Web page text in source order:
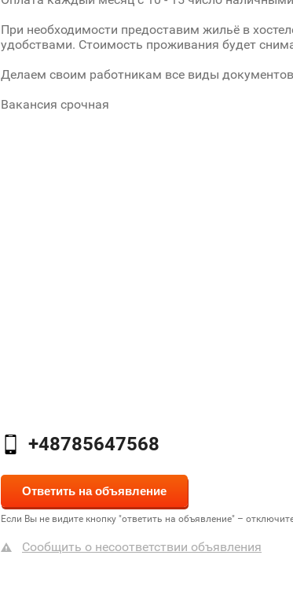
При необходимости предоставим жильё в
удобствами. Стоимость проживания будет
Делаем своим работникам все виды
Вакансия срочная
+48785647568
Если Вы не видите кнопку "ответить на объявление" –
Сообщить о несоответствии объявления